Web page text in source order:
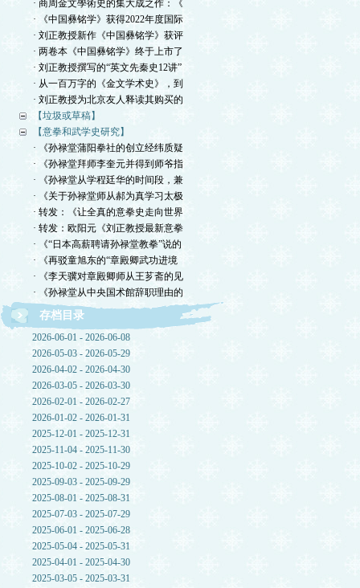
· 商周金文學術史的集大成之作：《
· 《中国彝铭学》获得2022年度国际
· 刘正教授新作《中国彝铭学》获评
· 两卷本《中国彝铭学》终于上市了
· 刘正教授撰写的“英文先秦史12讲”
· 从一百万字的《金文学术史》，到
· 刘正教授为北京友人释读其购买的
【垃圾或草稿】
【意拳和武学史研究】
· 《孙禄堂蒲阳拳社的创立经纬质疑
· 《孙禄堂拜师李奎元并得到师爷指
· 《孙禄堂从学程廷华的时间段，兼
· 《关于孙禄堂师从郝为真学习太极
· 转发：《让全真的意拳史走向世界
· 转发：欧阳元《刘正教授最新意拳
· 《“日本高薪聘请孙禄堂教拳”说的
· 《再驳童旭东的“章殿卿武功进境
· 《李天骥对章殿卿师从王芗斋的见
· 《孙禄堂从中央国术館辞职理由的
存档目录
2026-06-01 - 2026-06-08
2026-05-03 - 2026-05-29
2026-04-02 - 2026-04-30
2026-03-05 - 2026-03-30
2026-02-01 - 2026-02-27
2026-01-02 - 2026-01-31
2025-12-01 - 2025-12-31
2025-11-04 - 2025-11-30
2025-10-02 - 2025-10-29
2025-09-03 - 2025-09-29
2025-08-01 - 2025-08-31
2025-07-03 - 2025-07-29
2025-06-01 - 2025-06-28
2025-05-04 - 2025-05-31
2025-04-01 - 2025-04-30
2025-03-05 - 2025-03-31